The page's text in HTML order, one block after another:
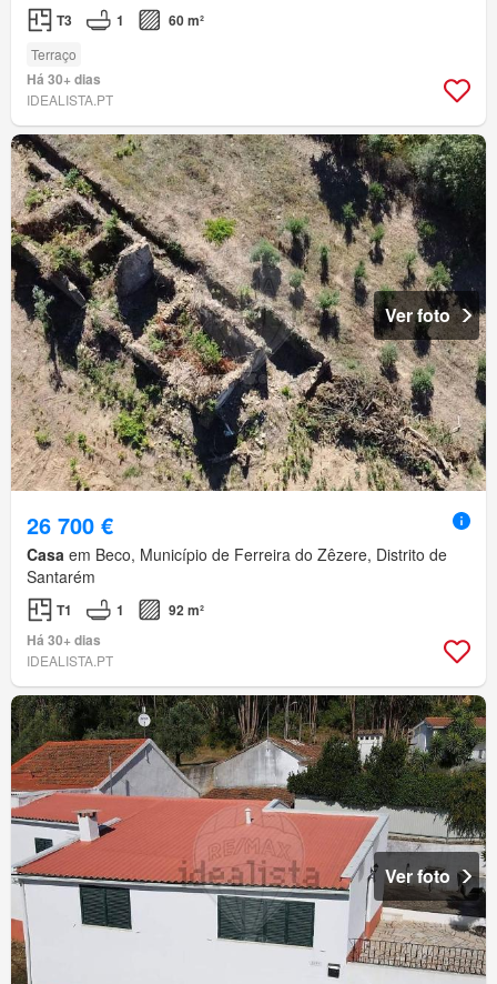
T3 1 60 m²
Terraço
Há 30+ dias
IDEALISTA.PT
Ver foto
26 700 €
Casa em Beco, Município de Ferreira do Zêzere, Distrito de
Santarém
T1 1
92 m²
Há 30+ dias
IDEALISTA.PT
Ver foto